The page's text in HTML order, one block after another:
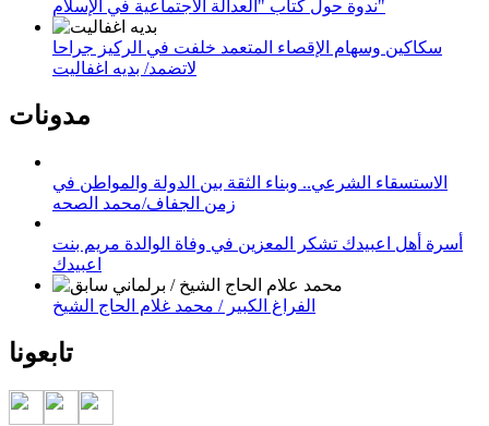
ندوة حول كتاب "العدالة الاجتماعية في الإسلام"
سكاكين وسهام الإقصاء المتعمد خلفت في الركيز جراحا
لاتضمد/ بديه اغفاليت
مدونات
الاستسقاء الشرعي.. وبناء الثقة بين الدولة والمواطن في
زمن الجفاف/محمد الصحه
أسرة أهل اعبيدك تشكر المعزين في وفاة الوالدة مريم بنت
اعبيدك
الفراغ الكبير / محمد غلام الحاج الشيخ
تابعونا